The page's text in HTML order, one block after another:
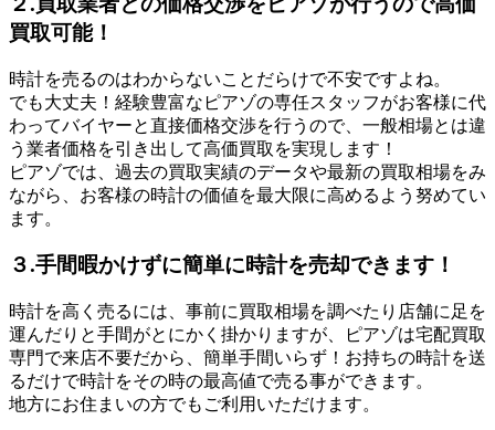
買取可能！
時計を売るのはわからないことだらけで不安ですよね。
でも大丈夫！経験豊富なピアゾの専任スタッフがお客様に代
わってバイヤーと直接価格交渉を行うので、一般相場とは違
う業者価格を引き出して高価買取を実現します！
ピアゾでは、過去の買取実績のデータや最新の買取相場をみ
ながら、お客様の時計の価値を最大限に高めるよう努めてい
ます。
３.手間暇かけずに簡単に時計を売却できます！
時計を高く売るには、事前に買取相場を調べたり店舗に足を
運んだりと手間がとにかく掛かりますが、ピアゾは宅配買取
専門で来店不要だから、簡単手間いらず！お持ちの時計を送
るだけで時計をその時の最高値で売る事ができます。
地方にお住まいの方でもご利用いただけます。